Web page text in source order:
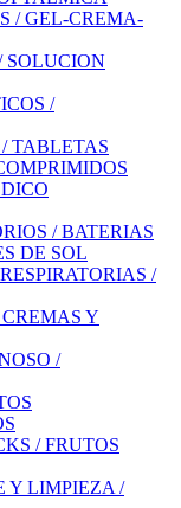
/ GEL-CREMA-
SOLUCION
/
TABLETAS
/ BATERIAS
DE SOL
/
Y
/
/ FRUTOS
Y LIMPIEZA /